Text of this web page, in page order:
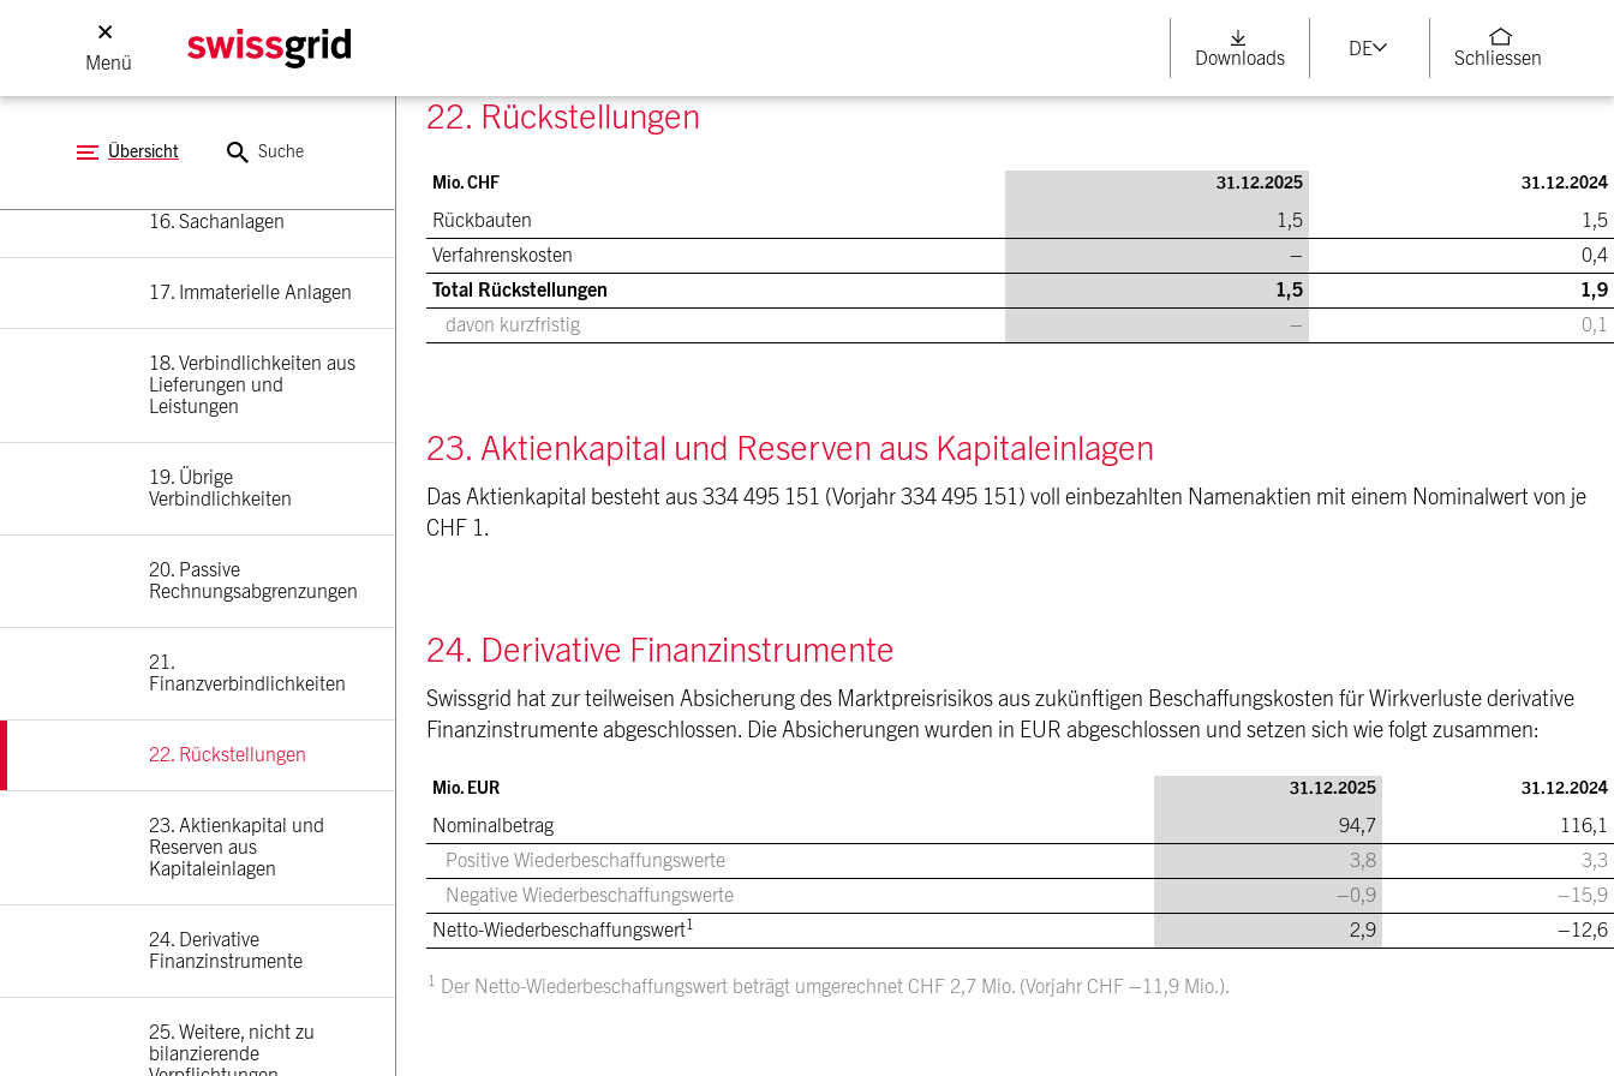
Menü Downloads DE Schliessen
Übersicht Suche
14. Treuhänderisch
15. Beteiligungen
16. Sachanlagen
17. Immaterielle Anlagen
18. Verbindlichkeiten aus
Lieferungen und
Leistungen
19. Übrige
Verbindlichkeiten
20. Passive
Rechnungsabgrenzungen
21.
Finanzverbindlichkeiten
22. Rückstellungen
23. Aktienkapital und
Reserven aus
Kapitaleinlagen
24. Derivative
Finanzinstrumente
25. Weitere, nicht zu
bilanzierende
22. Rückstellungen
Mio. CHF 31.12.2025 31.12.2024
Rückbauten 1,5
1,5
Verfahrenskosten
–
0,4
Total Rückstellungen
1,5
1,9
davon kurzfristig
– 0,1
23. Aktienkapital und Reserven aus Kapitaleinlagen
Das Aktienkapital besteht aus 334 495 151 (Vorjahr 334 495 151) voll einbezahlten Namenaktien mit einem Nominalwert von je
CHF 1.
24. Derivative Finanzinstrumente
Swissgrid hat zur teilweisen Absicherung des Marktpreisrisikos aus zukünftigen Beschaffungskosten für Wirkverluste derivative
Finanzinstrumente abgeschlossen. Die Absicherungen wurden in EUR abgeschlossen und setzen sich wie folgt zusammen:
Mio. EUR 31.12.2025 31.12.2024
Nominalbetrag 94,7
116,1
Positive Wiederbeschaffungswerte
3,8
3,3
Negative Wiederbeschaffungswerte
–0,9
–15,9
Netto-Wiederbeschaffungswert1 2,9 –12,6
1 Der Netto-Wiederbeschaffungswert beträgt umgerechnet CHF 2,7 Mio. (Vorjahr CHF –11,9 Mio.).